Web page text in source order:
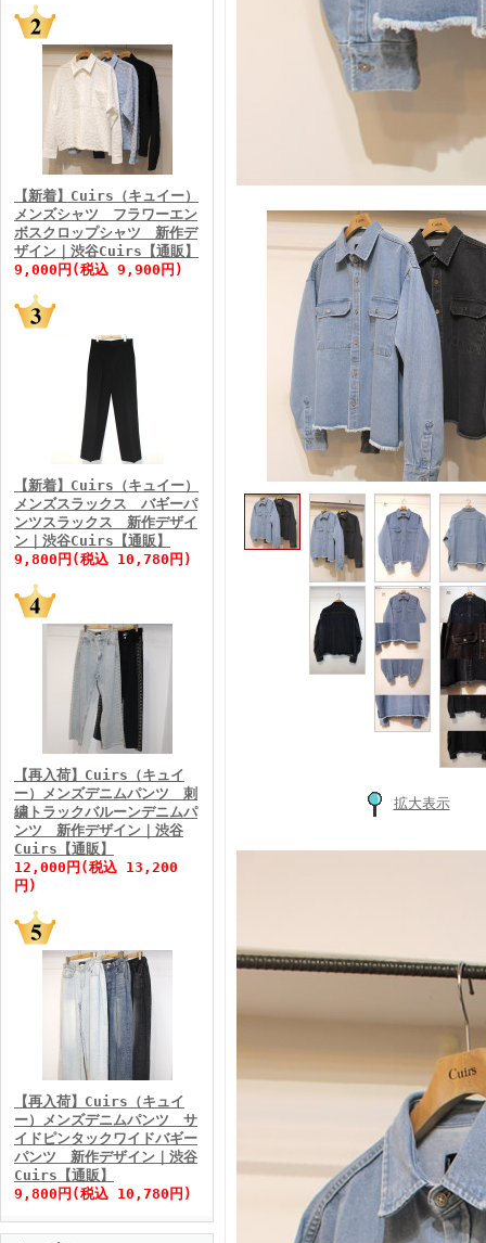
FINEBOYS2026年5月号
FINEBOYS2026年4月号
FINEBOYS2026年3月号
FINEBOYS2026年2月号
FINEBOYS2026年1月号
FINEBOYS2025年11月号
【新着】Cuirs（キュイー）
メンズシャツ フラワーエン
ボスクロップシャツ 新作デ
ザイン｜渋谷Cuirs【通販】
9,000円(税込 9,900円)
【新着】Cuirs（キュイー）
メンズスラックス バギーパ
ンツスラックス 新作デザイ
ン｜渋谷Cuirs【通販】
9,800円(税込 10,780円)
【再入荷】Cuirs（キュイ
ー）メンズデニムパンツ 刺
繍トラックバルーンデニムパ
ンツ 新作デザイン｜渋谷
Cuirs【通販】
12,000円(税込 13,200
円)
【再入荷】Cuirs（キュイ
ー）メンズデニムパンツ サ
イドピンタックワイドバギー
パンツ 新作デザイン｜渋谷
Cuirs【通販】
9,800円(税込 10,780円)
拡大表示